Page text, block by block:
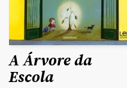
A Árvore da
Escola